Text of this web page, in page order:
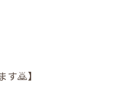
🙇】